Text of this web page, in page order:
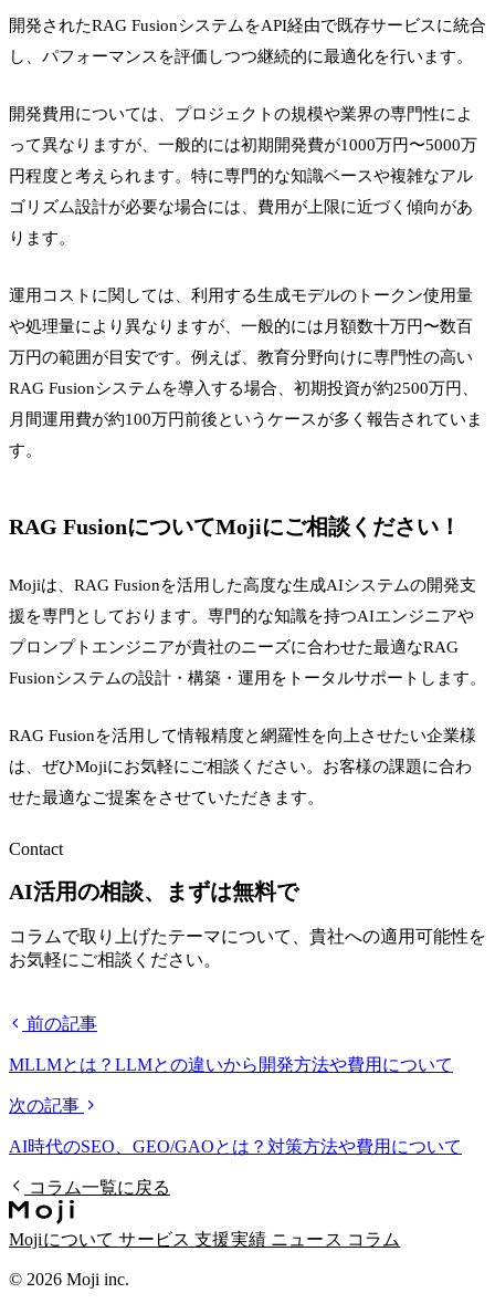
開発されたRAG FusionシステムをAPI経由で既存サービスに統合
し、パフォーマンスを評価しつつ継続的に最適化を行います。
開発費用については、プロジェクトの規模や業界の専門性によ
って異なりますが、一般的には初期開発費が1000万円〜5000万
円程度と考えられます。特に専門的な知識ベースや複雑なアル
ゴリズム設計が必要な場合には、費用が上限に近づく傾向があ
ります。
運用コストに関しては、利用する生成モデルのトークン使用量
や処理量により異なりますが、一般的には月額数十万円〜数百
万円の範囲が目安です。例えば、教育分野向けに専門性の高い
RAG Fusionシステムを導入する場合、初期投資が約2500万円、
月間運用費が約100万円前後というケースが多く報告されていま
す。
RAG FusionについてMojiにご相談ください！
Mojiは、RAG Fusionを活用した高度な生成AIシステムの開発支
援を専門としております。専門的な知識を持つAIエンジニアや
プロンプトエンジニアが貴社のニーズに合わせた最適なRAG
Fusionシステムの設計・構築・運用をトータルサポートします。
RAG Fusionを活用して情報精度と網羅性を向上させたい企業様
は、ぜひMojiにお気軽にご相談ください。お客様の課題に合わ
せた最適なご提案をさせていただきます。
Contact
AI活用の相談、まずは無料で
コラムで取り上げたテーマについて、貴社への適用可能性を
お気軽にご相談ください。
前の記事
MLLMとは？LLMとの違いから開発方法や費用について
次の記事
AI時代のSEO、GEO/GAOとは？対策方法や費用について
コラム一覧に戻る
Mojiについてサービス支援実績 ニュース コラム
© 2026 Moji inc.